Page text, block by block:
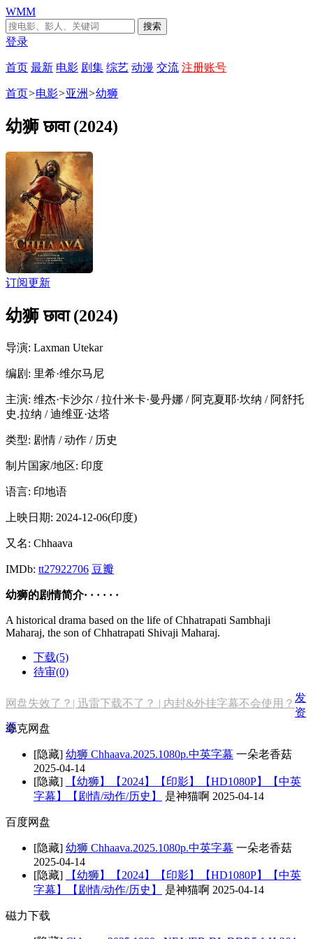
WMM
搜索
登录
首页 最新 电影 剧集 综艺 动漫 交流 注册账号
首页>电影>亚洲 >幼狮
幼狮 छावा (2024)
订阅更新
幼狮 छावा (2024)
导演: Laxman Utekar
编剧 : 里希·维尔马尼
主演: 维杰·卡沙尔 / 拉什米卡·曼丹娜 / 阿克夏耶·坎纳 / 阿舒托
史.拉纳 / 迪维亚·达塔
类型: 剧情 / 动作 / 历史
制片国家/地区: 印度
语言: 印地语
上映日期: 2024-12-06(印度)
又名: Chhaava
IMDb: tt27922706 豆瓣
幼狮的剧情简介· · · · · ·
A historical drama based on the life of Chhatrapati Sambhaji
Maharaj, the son of Chhatrapati Shivaji Maharaj.
下载(5)
待审(0)
网盘失效了？| 迅雷下载不了？ | 内封&外挂字幕不会使用？ 发
资
源
夸克网盘
[隐藏] 幼狮 Chhaava.2025.1080p.中英字幕 一朵老香菇
2025-04-14
[隐藏]
【幼狮】【2024】【印影】【HD1080P】【中英
字幕】【剧情/动作/历史】
是神猫啊 2025-04-14
百度网盘
[隐藏] 幼狮 Chhaava.2025.1080p.中英字幕 一朵老香菇
2025-04-14
[隐藏]
【幼狮】【2024】【印影】【HD1080P】【中英
字幕】【剧情/动作/历史】
是神猫啊 2025-04-14
磁力下载